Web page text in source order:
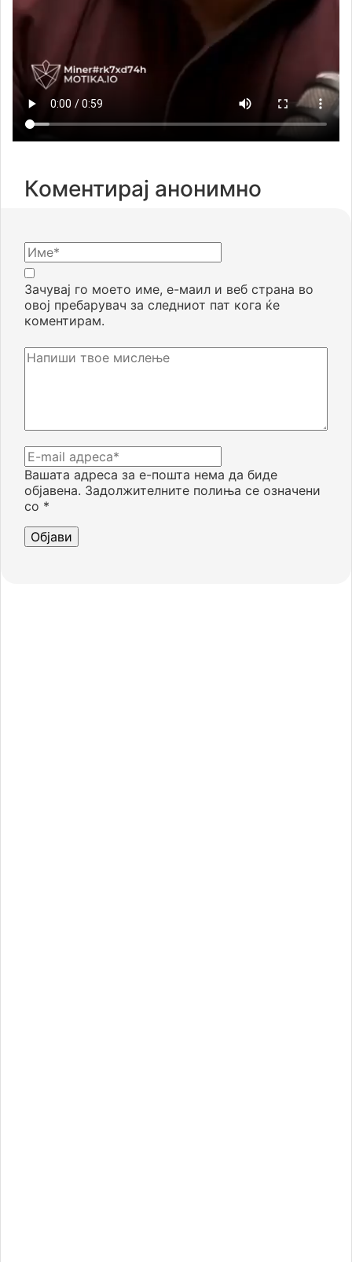
Коментирај анонимно
Вашата адреса за е-пошта нема да биде
објавена. Задолжителните полиња се означени
со *
Зачувај го моето име, е-маил и веб страна во
овој пребарувач за следниот пат кога ќе
коментирам.